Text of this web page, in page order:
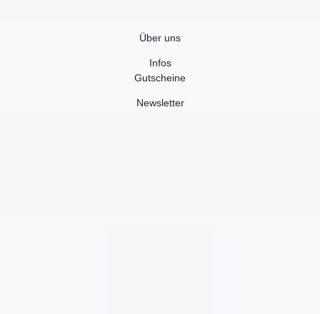
Über uns
Infos
Gutscheine
Newsletter